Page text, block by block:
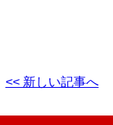
<< 新しい記事へ